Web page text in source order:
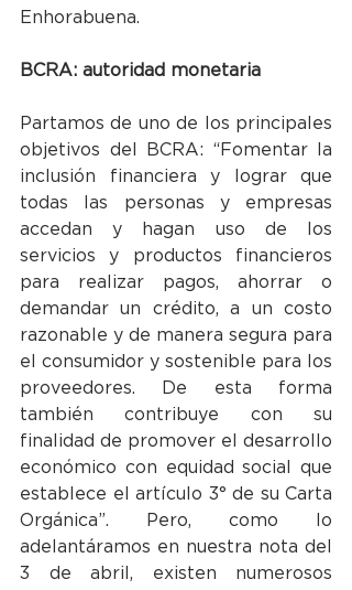
Enhorabuena.
BCRA: autoridad monetaria
Partamos de uno de los principales
objetivos del BCRA: “Fomentar la
inclusión financiera y lograr que
todas las personas y empresas
accedan y hagan uso de los
servicios y productos financieros
para realizar pagos, ahorrar o
demandar un crédito, a un costo
razonable y de manera segura para
el consumidor y sostenible para los
proveedores. De esta forma
también contribuye con su
finalidad de promover el desarrollo
económico con equidad social que
establece el artículo 3° de su Carta
Orgánica”. Pero, como lo
adelantáramos en nuestra nota del
3 de abril, existen numerosos